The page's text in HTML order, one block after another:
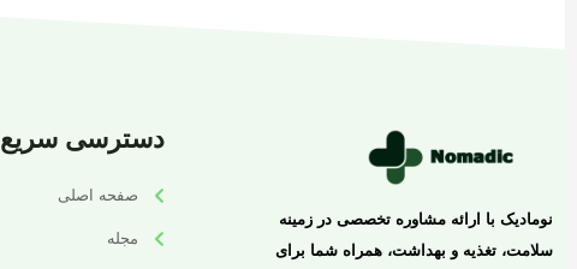
نومادیک با ارائه مشاوره تخصصی در زمینه
سلامت، تغذیه و بهداشت، همراه شما برای
دسترسی سریع
صفحه اصلی
مجله